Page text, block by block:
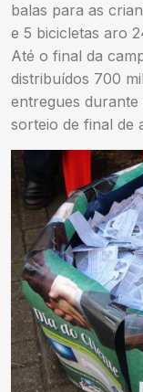
balas para as
e 5 bicicletas aro
Até o final da
distribuídos 700
entregues
sorteio de final de